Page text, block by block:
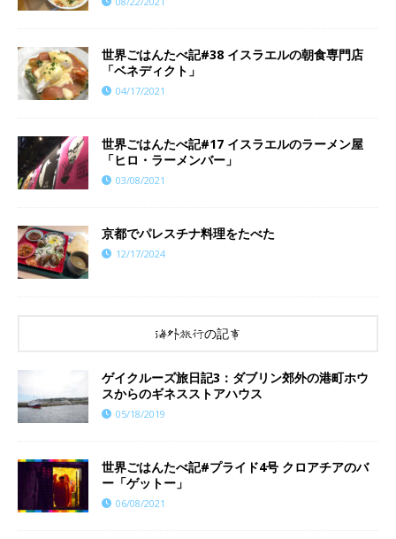
世界ごはんたべ記#38 イスラエルの朝食専門店
「ベネディクト」
04/17/2021
世界ごはんたべ記#17 イスラエルのラーメン屋
「ヒロ・ラーメンバー」
03/08/2021
京都でパレスチナ料理をたべた
12/17/2024
海外旅行の記事
ゲイクルーズ旅日記3：ダブリン郊外の港町ホウ
スからのギネスストアハウス
05/18/2019
世界ごはんたべ記#プライド4号 クロアチアのバ
ー「ゲットー」
06/08/2021